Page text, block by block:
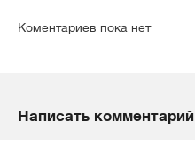
Коментариев пока нет
Написать комментарий